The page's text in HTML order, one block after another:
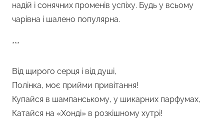
надій і сонячних променів успіху. Будь у всьому
чарівна і шалено популярна.
***
Від щирого серця і від душі,
Полінка, моє прийми привітання!
Купайся в шампанському, у шикарних парфумах,
Катайся на «Хонді» в розкішному хутрі!